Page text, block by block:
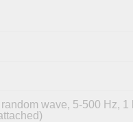
wave, 5-500 Hz, 1